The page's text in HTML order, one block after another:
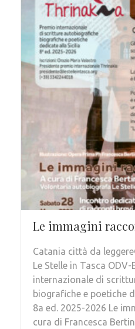
Le immagini
Catania città da
Le Stelle in Tasca ODV-
internazionale di
biografiche e poetiche
8a ed. 2025-2026 Le
cura di Francesca